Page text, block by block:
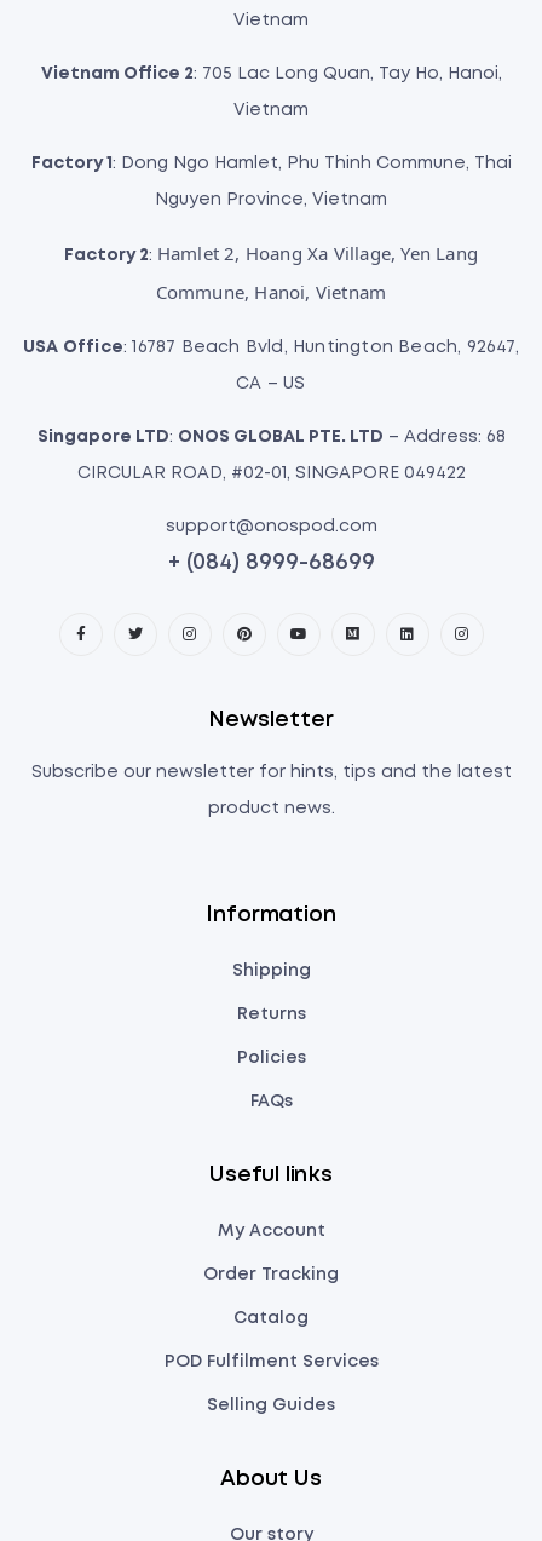
Vietnam
Vietnam Office 2: 705 Lac Long Quan, Tay Ho, Hanoi,
Vietnam
Factory 1 : Dong Ngo Hamlet, Phu Thinh Commune, Thai
Nguyen Province, Vietnam
Factory 2: Hamlet 2, Hoang Xa Village, Yen Lang
Commune, Hanoi, Vietnam
USA Office: 16787 Beach Bvld, Huntington Beach, 92647,
CA – US
Singapore LTD: ONOS GLOBAL PTE. LTD – Address: 68
CIRCULAR ROAD, #02-01, SINGAPORE 049422
support@onospod.com
+ (084) 8999-68699
Information
Shipping
Returns
Policies
FAQs
Useful links
My Account
Order Tracking
Catalog
POD Fulfilment Services
Selling Guides
About Us
Our story
Newsletter
Subscribe our newsletter for hints, tips and the latest
product news.